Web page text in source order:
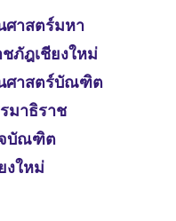
ศาสตร์มหา
ภัฎเชียงใหม่
ศาสตร์บัณฑิต
มาธิราช
จบัณฑิต
งใหม่